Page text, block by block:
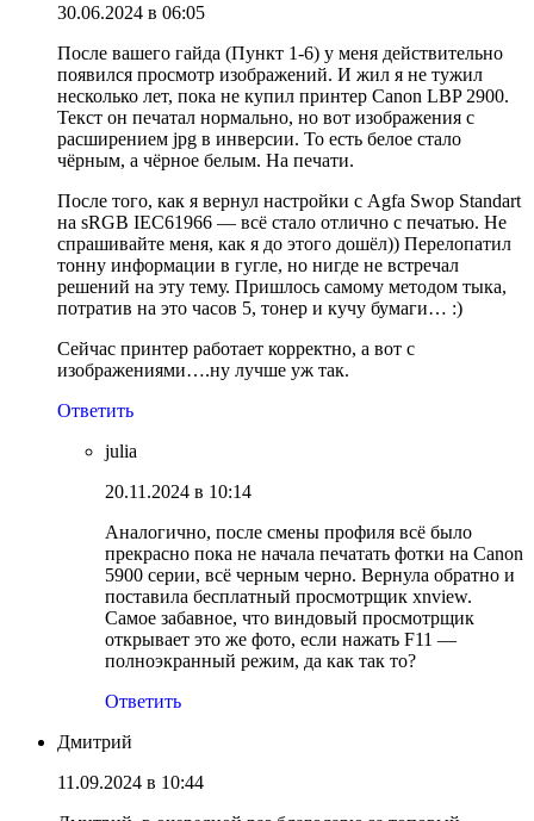
30.06.2024 в 06:05
После вашего гайда (Пункт 1-6) у меня действительно
появился просмотр изображений. И жил я не тужил
несколько лет, пока не купил принтер Canon LBP 2900.
Текст он печатал нормально, но вот изображения с
расширением jpg в инверсии. То есть белое стало
чёрным, а чёрное белым. На печати.
После того, как я вернул настройки с Agfa Swop Standart
на sRGB IEC61966 — всё стало отлично с печатью. Не
спрашивайте меня, как я до этого дошёл)) Перелопатил
тонну информации в гугле, но нигде не встречал
решений на эту тему. Пришлось самому методом тыка,
потратив на это часов 5, тонер и кучу бумаги… :)
Сейчас принтер работает корректно, а вот с
изображениями….ну лучше уж так.
Ответить
julia
20.11.2024 в 10:14
Аналогично, после смены профиля всё было
прекрасно пока не начала печатать фотки на Canon
5900 серии, всё черным черно. Вернула обратно и
поставила бесплатный просмотрщик xnview.
Самое забавное, что виндовый просмотрщик
открывает это же фото, если нажать F11 —
полноэкранный режим, да как так то?
Ответить
Дмитрий
11.09.2024 в 10:44